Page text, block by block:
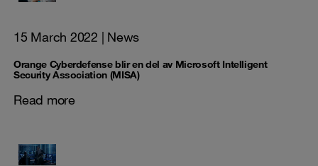
15 March 2022 | News
Orange Cyberdefense blir en del av Microsoft Intelligent
Security Association (MISA)
Read more